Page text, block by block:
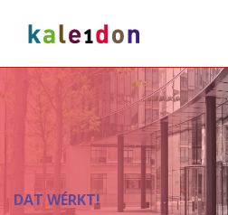
OPTIMAAL BEVEILIGD
DAT WÉRKT!
CONTROLE OP KWALITEIT
DAT WÉRKT!